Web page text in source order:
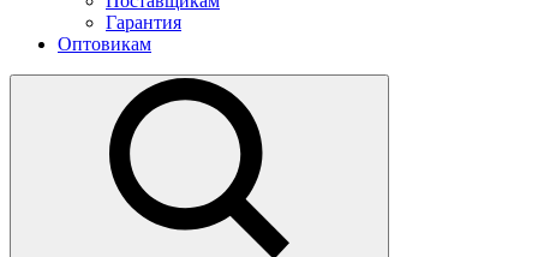
Гарантия
Оптовикам